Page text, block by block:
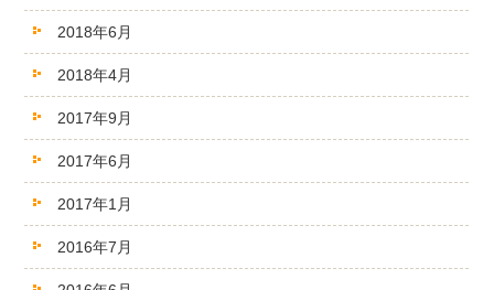
2018年6月
2018年4月
2017年9月
2017年6月
2017年1月
2016年7月